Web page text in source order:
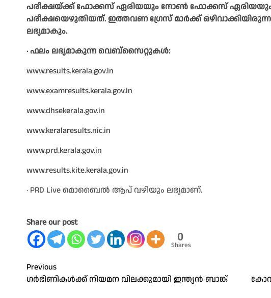
പരീക്ഷയ്ക്ക് ഫോക്കസ് ഏരിയയും നോണ്‍ ഫോക്കസ് ഏരിയയും
പരീക്ഷയെഴുതിയത്. ഇത്തവണ ഗ്രേസ് മാര്‍ക്ക്
ലഭ്യമാകും.
∙ ഫലം ലഭ്യമാകുന്ന വെബ്സൈറ്റുകൾ:
www.results.kerala.gov.in
www.examresults.kerala.gov.in
www.dhsekerala.gov.in
www.keralaresults.nic.in
www.prd.kerala.gov.in
www.results.kite.kerala.gov.in
∙ PRD Live മൊബൈൽ ആപ് വഴിയും ലഭ്യമാണ്.
Share our post
0
Shares
Post
navigation
Previous
ഗര്‍ഭിണികള്‍ക്ക് നിയമന വിലക്കുമായി ഇന്ത്യന്‍ ബാങ്ക്